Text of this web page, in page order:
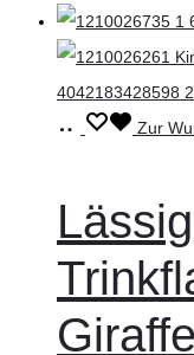
In
Zur
Giraffe